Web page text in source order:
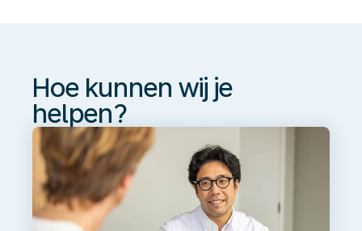
Hoe kunnen wij je
helpen?